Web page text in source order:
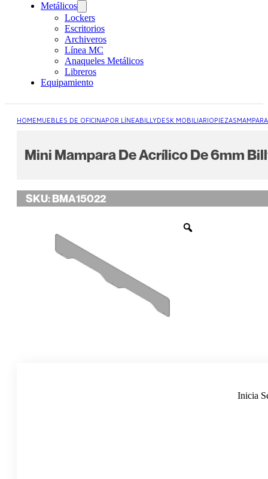
Metálicos
Lockers
Escritorios
Archiveros
Línea MC
Anaqueles Metálicos
Libreros
Equipamiento
HOMEMUEBLES DE OFICINAPOR LÍNEABILLYDESK MOBILIARIOPIEZAS
Mini Mampara De Acrílico De 6mm
SKU:BMA15022
Inicia